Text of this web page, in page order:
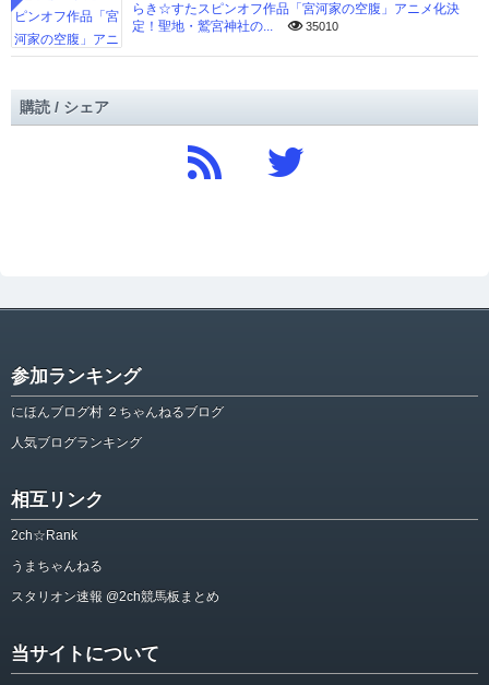
らき☆すたスピンオフ作品「宮河家の空腹」アニメ化決
定！聖地・鷲宮神社の...
35010
購読 / シェア
参加ランキング
にほんブログ村 ２ちゃんねるブログ
人気ブログランキング
相互リンク
2ch☆Rank
うまちゃんねる
スタリオン速報 @2ch競馬板まとめ
当サイトについて